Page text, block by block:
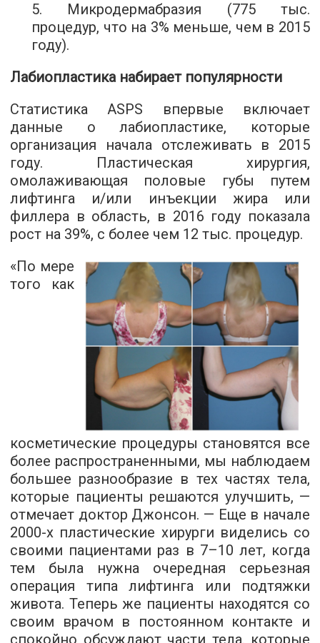
5. Микродермабразия (775 тыс.
процедур, что на 3% меньше, чем в 2015
году).
Лабиопластика набирает популярности
Статистика ASPS впервые включает
данные о лабиопластике, которые
организация начала отслеживать в 2015
году. Пластическая хирургия,
омолаживающая половые губы путем
лифтинга и/или инъекции жира или
филлера в область, в 2016 году показала
рост на 39%, с более чем 12 тыс. процедур.
«По мере
того как
косметические процедуры становятся все
более распространенными, мы наблюдаем
большее разнообразие в тех частях тела,
которые пациенты решаются улучшить, —
отмечает доктор Джонсон. — Еще в начале
2000-х пластические хирурги виделись со
своими пациентами раз в 7–10 лет, когда
тем была нужна очередная серьезная
операция типа лифтинга или подтяжки
живота. Теперь же пациенты находятся со
своим врачом в постоянном контакте и
спокойно обсуждают части тела, которые